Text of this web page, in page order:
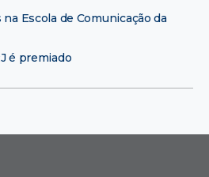
Escola de Comunicação da
é premiado